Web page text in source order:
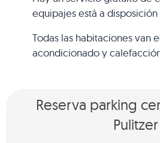
equipajes está a
Todas las habitaciones van
acondicionado y
Reserva parking
Pulitzer